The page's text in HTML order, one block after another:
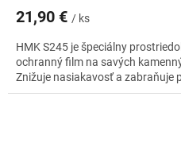
21,90 € / ks
HMK S245 je špeciálny
ochranný film na savých
Znižuje nasiakavosť a zabraňuje